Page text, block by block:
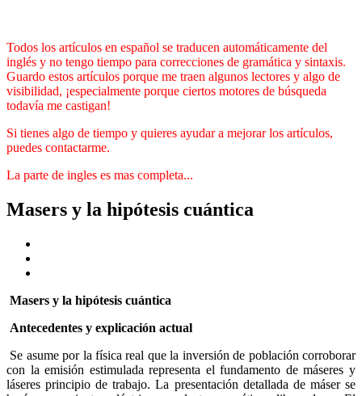
Todos los artículos en español se traducen automáticamente del
inglés y no tengo tiempo para correcciones de gramática y sintaxis.
Guardo estos artículos porque me traen algunos lectores y algo de
visibilidad, ¡especialmente porque ciertos motores de búsqueda
todavía me castigan!
Si tienes algo de tiempo y quieres ayudar a mejorar los artículos,
puedes contactarme.
La parte de ingles es mas completa...
Masers y la hipótesis cuántica
Masers y la hipótesis cuántica
Antecedentes y explicación actual
Se asume por la física real que la inversión de población corroborar
con la emisión estimulada representa el fundamento de máseres y
láseres principio de trabajo. La presentación detallada de máser se